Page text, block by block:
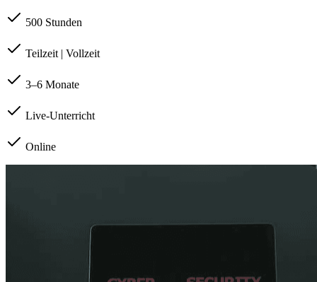
500 Stunden
Teilzeit | Vollzeit
3–6 Monate
Live-Unterricht
Online